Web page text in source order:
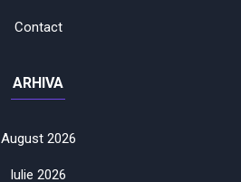
Contact
ARHIVA
August 2026
Iulie 2026